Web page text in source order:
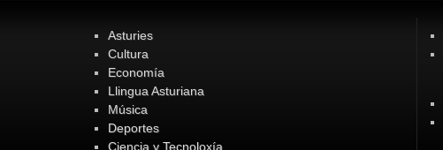
Asturies
Cultura
Economía
Llingua Asturiana
Música
Deportes
Ciencia y Tecnoloxía